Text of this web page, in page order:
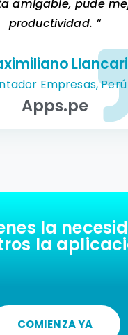
amigable, pude
productividad. “
Llancari
Empresas, Perú
Apps.pe
la
la
COMIENZA YA